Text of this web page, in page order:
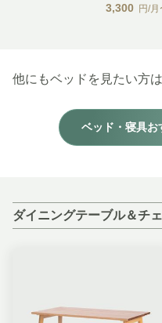
3,300 円/月
他にもベッドを見たい方
ベッド・寝具お
ダイニングテーブル＆チ